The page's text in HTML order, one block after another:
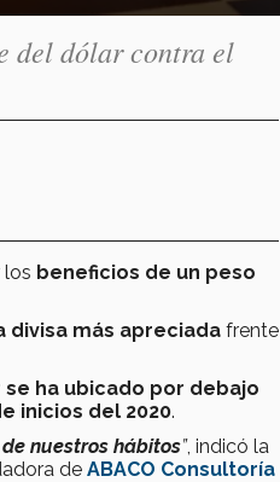
del dólar contra el
los beneficios de un peso
divisa más apreciada frente
se ha ubicado por debajo
inicios del 2020.
nuestros hábitos”, indicó la
de ABACO Consultoría